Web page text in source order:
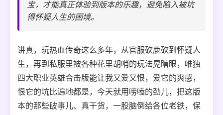
宝，才能真正体验到版本的乐趣，避免陷入被坑
得怀疑人生的困境。
讲真，玩热血传奇这么多年，从官服砍鹿砍到怀疑人
生，再到私服里被各种花里胡哨的玩法晃瞎眼，唯独
四大职业英雄合击版能让我又爱又恨，爱它的爽感，
恨它的坑比遍地都是，今天就用唠嗑的劲儿，把这版
本的那些破事儿、真干货，一股脑倒给各位老铁，保